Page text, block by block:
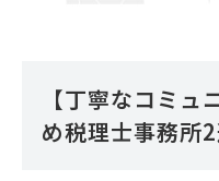
【丁寧なコミ
め税理士事務所